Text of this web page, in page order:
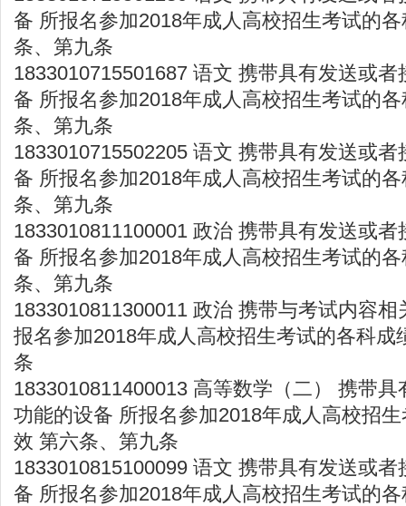
备 所报名参加2018年成人高校招生考试的
条、第九条
1833010715501687 语文 携带具有发送或
备 所报名参加2018年成人高校招生考试的
条、第九条
1833010715502205 语文 携带具有发送或
备 所报名参加2018年成人高校招生考试的
条、第九条
1833010811100001 政治 携带具有发送或
备 所报名参加2018年成人高校招生考试的
条、第九条
1833010811300011 政治 携带与考试内容
报名参加2018年成人高校招生考试的各科成
条
1833010811400013 高等数学（二） 携带
功能的设备 所报名参加2018年成人高校招
效 第六条、第九条
1833010815100099 语文 携带具有发送或
备 所报名参加2018年成人高校招生考试的